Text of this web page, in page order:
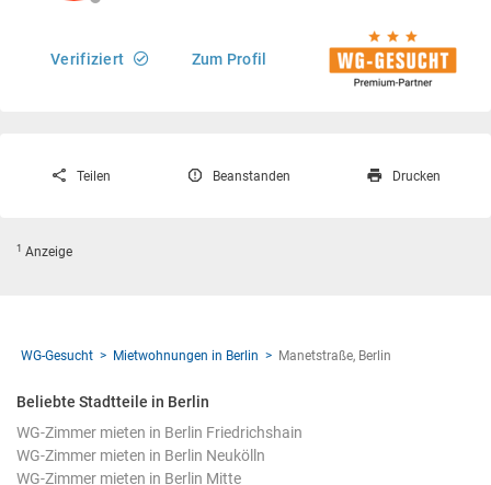
Verifiziert Zum Profil
Teilen Beanstanden Drucken
1 Anzeige
WG-Gesucht Mietwohnungen in Berlin Manetstraße, Berlin
Beliebte Stadtteile in Berlin
WG-Zimmer mieten in Berlin Friedrichshain
WG-Zimmer mieten in Berlin Neukölln
WG-Zimmer mieten in Berlin Mitte